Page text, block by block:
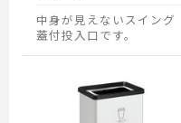
中身が見えないスイング
蓋付投入口です。